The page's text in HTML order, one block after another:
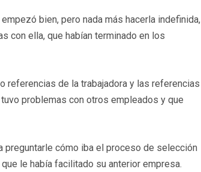
bien, pero nada más hacerla indefinida,
con ella, que habían terminado en los
referencias de la trabajadora y las referencias
problemas con otros empleados y que
preguntarle cómo iba el proceso de selección
le había facilitado su anterior empresa.